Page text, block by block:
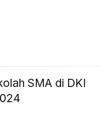
SMA di DKI